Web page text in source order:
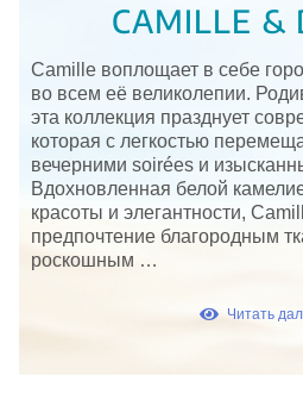
CAMILLE &
Camille воплощает в себе
во всем её великолепии.
эта коллекция празднует
которая с легкостью
вечерними soirées и
Вдохновленная белой
красоты и элегантности,
предпочтение благородным
роскошным …
Читать